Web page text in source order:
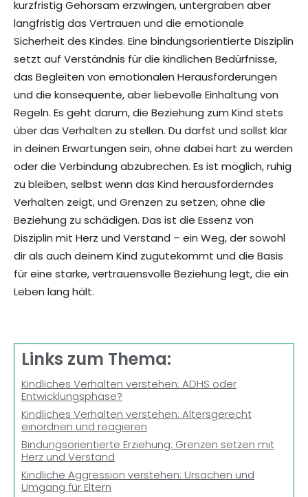
kurzfristig Gehorsam erzwingen, untergraben aber
langfristig das Vertrauen und die emotionale
Sicherheit des Kindes. Eine bindungsorientierte Disziplin
setzt auf Verständnis für die kindlichen Bedürfnisse,
das Begleiten von emotionalen Herausforderungen
und die konsequente, aber liebevolle Einhaltung von
Regeln. Es geht darum, die Beziehung zum Kind stets
über das Verhalten zu stellen. Du darfst und sollst klar
in deinen Erwartungen sein, ohne dabei hart zu werden
oder die Verbindung abzubrechen. Es ist möglich, ruhig
zu bleiben, selbst wenn das Kind herausforderndes
Verhalten zeigt, und Grenzen zu setzen, ohne die
Beziehung zu schädigen. Das ist die Essenz von
Disziplin mit Herz und Verstand – ein Weg, der sowohl
dir als auch deinem Kind zugutekommt und die Basis
für eine starke, vertrauensvolle Beziehung legt, die ein
Leben lang hält.
Links zum Thema:
Kindliches Verhalten verstehen: ADHS oder
Entwicklungsphase?
Kindliches Verhalten verstehen: Altersgerecht
einordnen und reagieren
Bindungsorientierte Erziehung: Grenzen setzen mit
Herz und Verstand
Kindliche Aggression verstehen: Ursachen und
Umgang für Eltern